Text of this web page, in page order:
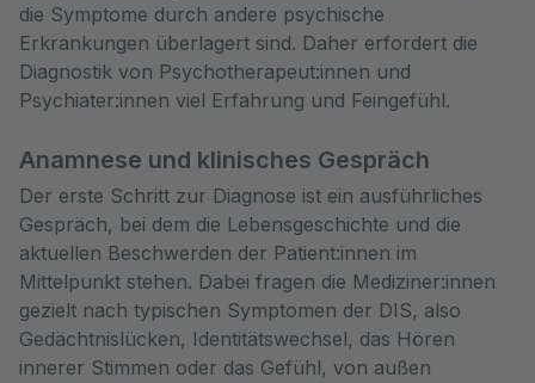
die Symptome durch andere psychische
Erkrankungen überlagert sind. Daher erfordert die
Diagnostik von Psychotherapeut:innen und
Psychiater:innen viel Erfahrung und Feingefühl.
Anamnese und klinisches Gespräch
Der erste Schritt zur Diagnose ist ein ausführliches
Gespräch, bei dem die Lebensgeschichte und die
aktuellen Beschwerden der Patient:innen im
Mittelpunkt stehen. Dabei fragen die Mediziner:innen
gezielt nach typischen Symptomen der DIS, also
Gedächtnislücken, Identitätswechsel, das Hören
innerer Stimmen oder das Gefühl, von außen